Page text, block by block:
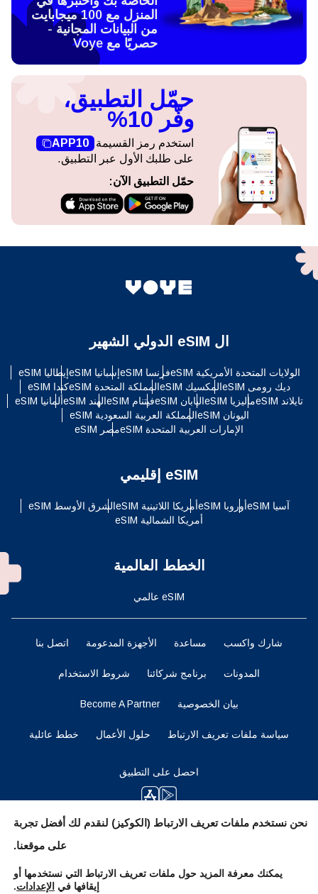
المنزل مع 100 ميجابايت
من البيانات المجانية -
حصريًا مع Voye
حمّل التطبيق،
وفّر 10%
استخدم رمز القسيمة
APP10
على طلبك الأول عبر التطبيق.
حمّل التطبيق الآن:
ال eSIM الدولي الشهير
الولايات المتحدة الأمريكية eSIM فرنسا eSIM إسبانيا eSIM
إيطاليا eSIM
ديك رومى eSIM
المكسيك eSIM المملكة المتحدة eSIM
كندا eSIM
تايلاند eSIM
ماليزيا eSIM اليابان eSIM فيتنام eSIM الهند eSIM
ألمانيا eSIM
اليونان eSIM
المملكة العربية السعودية eSIM
الإمارات العربية المتحدة eSIM
مصر eSIM
eSIM إقليمي
آسيا eSIM أوروبا eSIM أمريكا اللاتينية eSIM
الشرق الأوسط eSIM
أمريكا الشمالية eSIM
الخطط العالمية
eSIM عالمي
شارك واكسب مساعدة الأجهزة المدعومة اتصل بنا
المدونات برنامج شركائنا شروط الاستخدام
بيان الخصوصية Become A Partner
سياسة ملفات تعريف الارتباط حلول الأعمال خطط عائلية
احصل على التطبيق
نحن نستخدم ملفات تعريف الارتباط (الكوكيز) لنقدم لك أفضل تجربة
على موقعنا.
يمكنك معرفة المزيد حول ملفات تعريف الارتباط التي نستخدمها أو
إيقافها في الإعدادات.